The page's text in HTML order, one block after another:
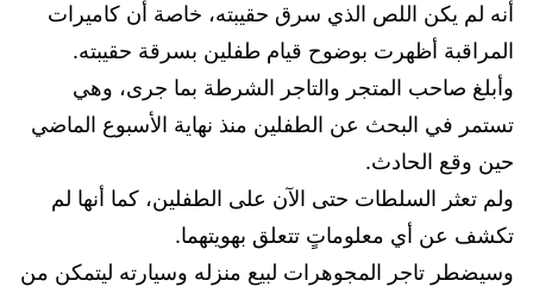
أنه لم يكن اللص الذي سرق حقيبته، خاصة أن كاميرات
المراقبة أظهرت بوضوح قيام طفلين بسرقة حقيبته.
وأبلغ صاحب المتجر والتاجر الشرطة بما جرى، وهي
تستمر في البحث عن الطفلين منذ نهاية الأسبوع الماضي
حين وقع الحادث.
ولم تعثر السلطات حتى الآن على الطفلين، كما أنها لم
تكشف عن أي معلوماتٍ تتعلق بهويتهما.
وسيضطر تاجر المجوهرات لبيع منزله وسيارته ليتمكن من